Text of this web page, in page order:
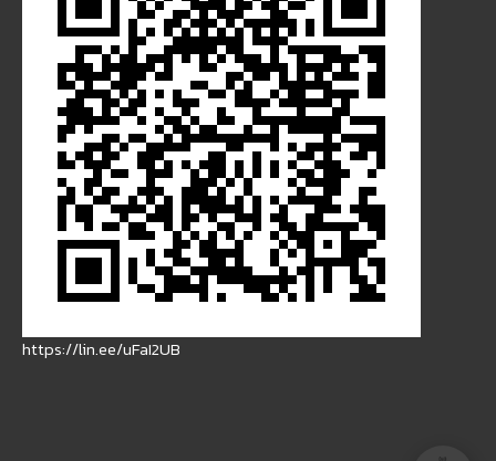
https://lin.ee/uFaI2UB